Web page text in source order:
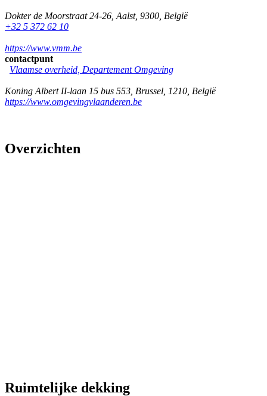
Dokter de Moorstraat 24-26 Aalst, 9300 België
+32 5 372 62 10
https://www.vmm.be
contactpunt
Vlaamse overheid, Departement Omgeving
Koning Albert II-laan 15 bus 553 Brussel 1210 België
https://www.omgevingvlaanderen.be
Overzichten
Ruimtelijke dekking